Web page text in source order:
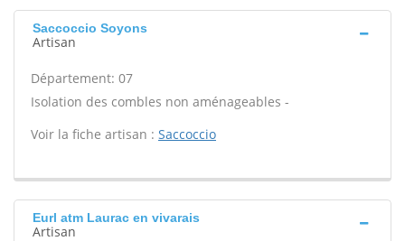
Saccoccio Soyons
Artisan
Département: 07
Isolation des combles non aménageables -
Voir la fiche artisan : Saccoccio
Eurl atm Laurac en vivarais
Artisan